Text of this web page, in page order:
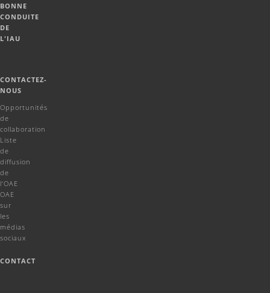
BONNE
CONDUITE
DE
L'IAU
CONTACTEZ-
NOUS
Opportunités
de
collaboration
Liste
de
diffusion
de
l'OAE
OAE
sur
les
médias
sociaux
CONTACT